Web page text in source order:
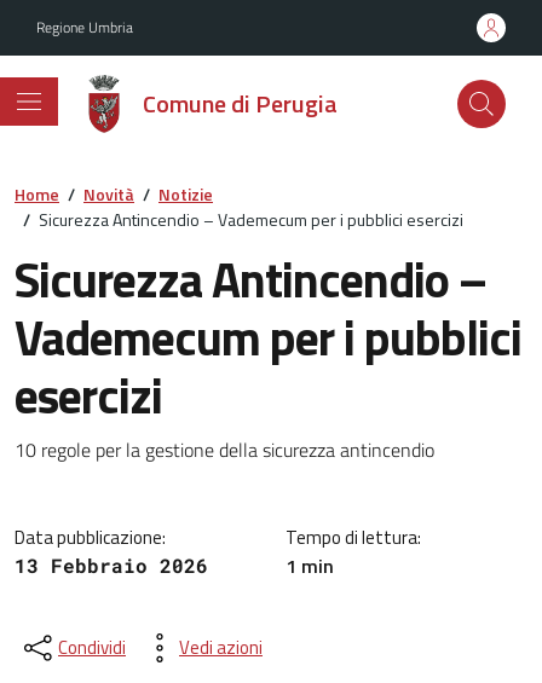
Regione Umbria
Comune di Perugia
Home / Novità / Notizie
/ Sicurezza Antincendio – Vademecum per i pubblici esercizi
Sicurezza Antincendio –
Vademecum per i pubblici
esercizi
Dettagli della notizia
10 regole per la gestione della sicurezza antincendio
Data pubblicazione:
13 Febbraio 2026
Tempo di lettura:
1 min
Condividi Vedi azioni